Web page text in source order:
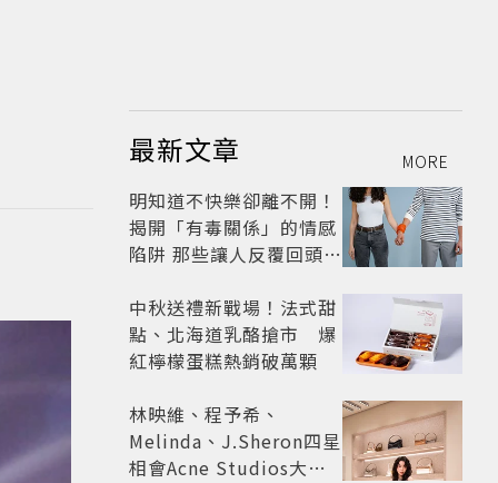
最新文章 MORE
明知道不快樂卻離不開！
揭開「有毒關係」的情感
陷阱 那些讓人反覆回頭的
戒？
中秋送禮新戰場！法式甜
點、北海道乳酪搶市 爆
紅檸檬蛋糕熱銷破萬顆
林映維、程予希、
Melinda、J.Sheron四星
相會Acne Studios大曬